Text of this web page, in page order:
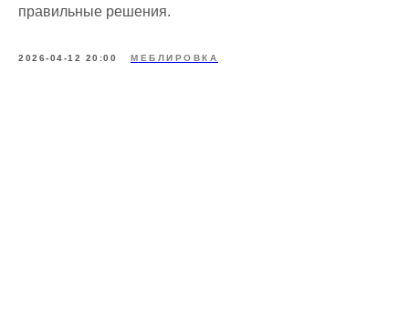
правильные решения.
2026-04-12 20:00 МЕБЛИРОВКА